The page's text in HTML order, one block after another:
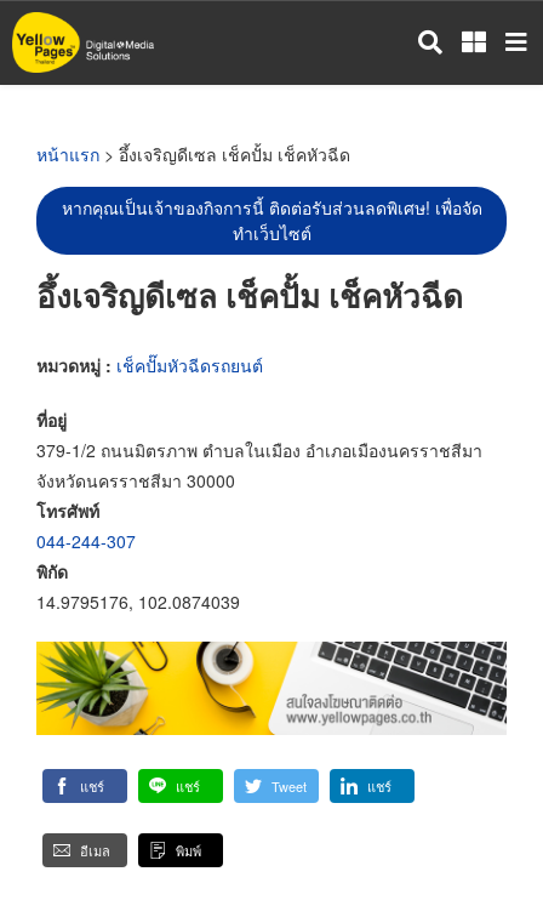
ข้าม
ไป
หน้าแรก > อึ้งเจริญดีเซล เช็คปั้ม เช็คหัวฉีด
หากคุณเป็นเจ้าของกิจการนี้ ติดต่อรับส่วนลดพิเศษ! เพื่อจัด
ทำเว็บไซต์
อึ้งเจริญดีเซล เช็คปั้ม เช็คหัวฉีด
หมวดหมู่ : เช็คปั๊มหัวฉีดรถยนต์
ที่อยู่
379-1/2 ถนนมิตรภาพ ตำบลในเมือง อำเภอเมืองนครราชสีมา
จังหวัดนครราชสีมา 30000
โทรศัพท์
044-244-307
พิกัด
14.9795176, 102.0874039
แชร์ แชร์ Tweet แชร์
อีเมล พิมพ์